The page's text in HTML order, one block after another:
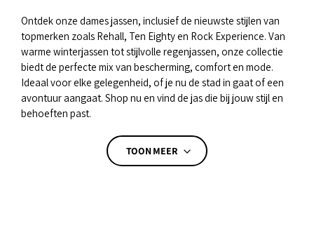
Ontdek onze dames jassen, inclusief de nieuwste stijlen van
topmerken zoals Rehall, Ten Eighty en Rock Experience. Van
warme winterjassen tot stijlvolle regenjassen, onze collectie
biedt de perfecte mix van bescherming, comfort en mode.
Ideaal voor elke gelegenheid, of je nu de stad in gaat of een
avontuur aangaat. Shop nu en vind de jas die bij jouw stijl en
behoeften past.
TOON MEER
TOON MINDER